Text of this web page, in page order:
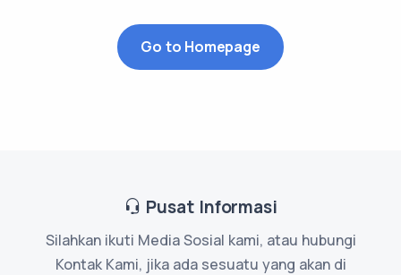
Go to Homepage
Pusat Informasi
Silahkan ikuti Media Sosial kami, atau hubungi
Kontak Kami, jika ada sesuatu yang akan di